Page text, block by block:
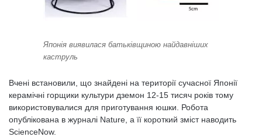
Японія виявилася батьківщиною найдавніших
каструль
Вчені встановили, що знайдені на території сучасної Японії
керамічні горщики культури дземон 12-15 тисяч років тому
використовувалися для приготування юшки. Робота
опублікована в журналі Nature, а її короткий зміст наводить
ScienceNow.